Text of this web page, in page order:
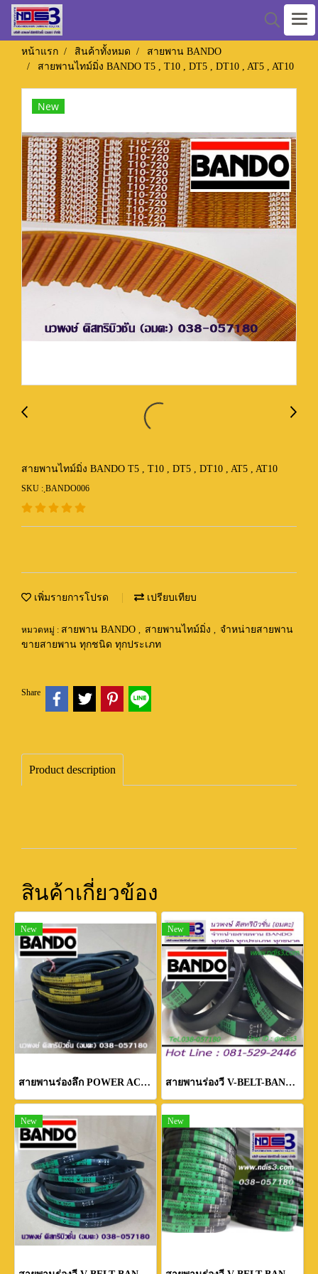
หน้าแรก สินค้าทั้งหมด
สายพาน BANDO
สายพานไทม์มิ่ง BANDO T5 , T10 , DT5 , DT10 , AT5 , AT10
New
สายพานไทม์มิ่ง BANDO T5 , T10 , DT5 , DT10 , AT5 , AT10
SKU : ฺBANDO006
เพิ่มรายการโปรด เปรียบเทียบ
หมวดหมู่ : สายพาน BANDO , สายพานไทม์มิ่ง , จำหน่ายสายพาน
ขายสายพาน ทุกชนิด ทุกประเภท
Share
Product description
สินค้าเกี่ยวข้อง
New
สายพานร่องลึก POWER ACE BANDO
New
สายพานร่องวี V-BELT-BANDO-ร่อง C
New New